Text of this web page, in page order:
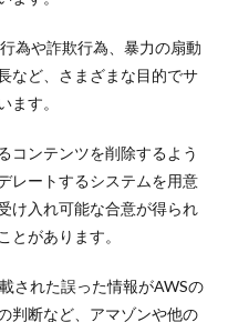
為や詐欺行為、暴力の扇動
など、さまざまな目的でサ
ます。
コンテンツを削除するよう
レートするシステムを用意
け入れ可能な合意が得られ
とがあります。
された誤った情報がAWSの
判断など、アマゾンや他の